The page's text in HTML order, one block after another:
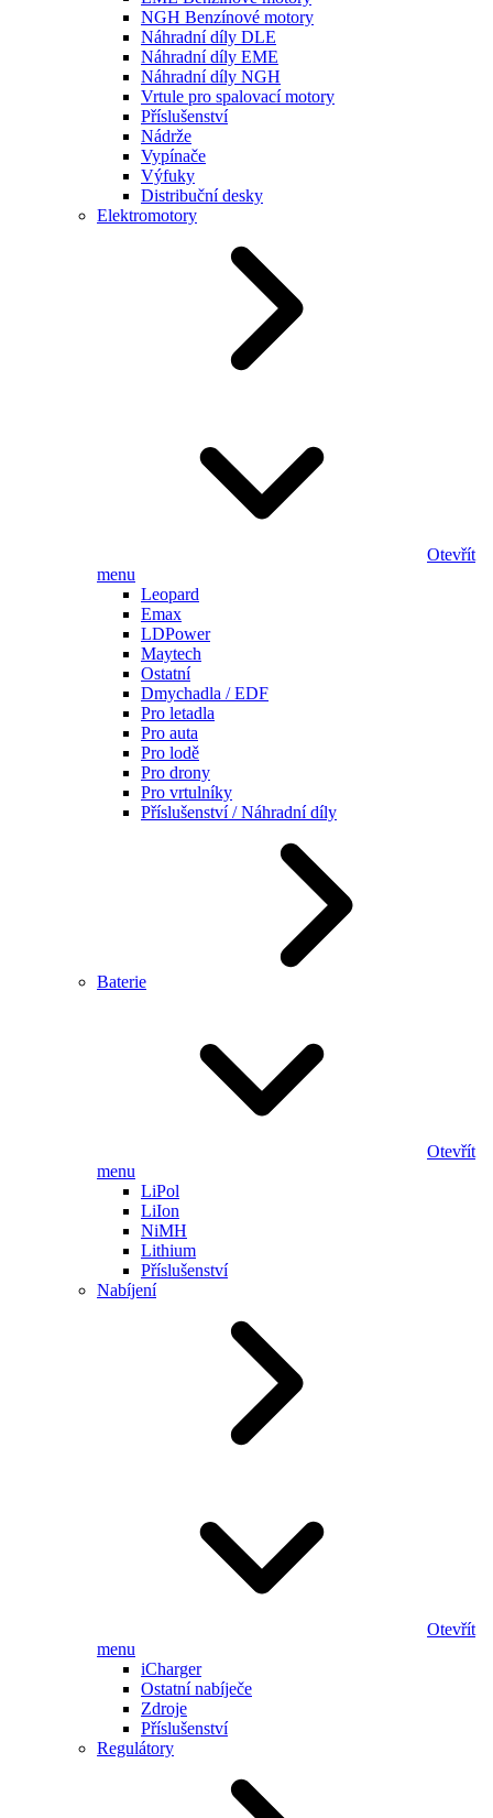
NGH Benzínové motory
Náhradní díly DLE
Náhradní díly EME
Náhradní díly NGH
Vrtule pro spalovací motory
Příslušenství
Nádrže
Vypínače
Výfuky
Distribuční desky
Elektromotory
Otevřít
menu
Leopard
Emax
LDPower
Maytech
Ostatní
Dmychadla / EDF
Pro letadla
Pro auta
Pro lodě
Pro drony
Pro vrtulníky
Příslušenství / Náhradní díly
Baterie
Otevřít
menu
LiPol
LiIon
NiMH
Lithium
Příslušenství
Nabíjení
Otevřít
menu
iCharger
Ostatní nabíječe
Zdroje
Příslušenství
Regulátory